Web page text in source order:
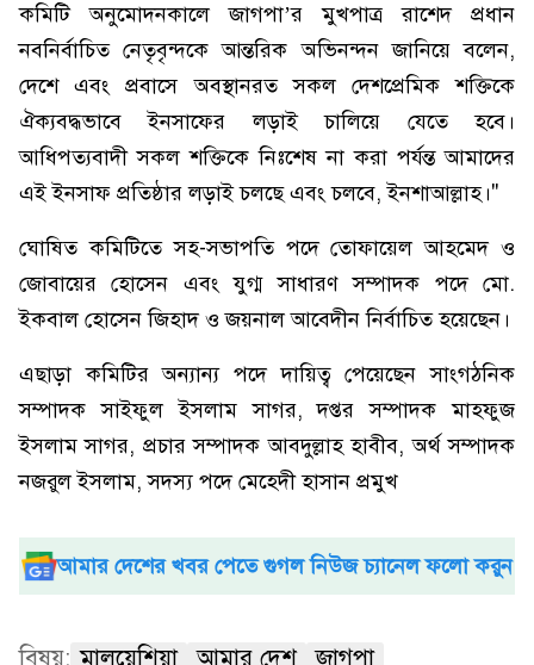
কমিটি অনুমোদনকালে জাগপা’র মুখপাত্র রাশেদ প্রধান
নবনির্বাচিত নেতৃবৃন্দকে আন্তরিক অভিনন্দন জানিয়ে বলেন,
দেশে এবং প্রবাসে অবস্থানরত সকল দেশপ্রেমিক শক্তিকে
ঐক্যবদ্ধভাবে ইনসাফের লড়াই চালিয়ে যেতে হবে।
আধিপত্যবাদী সকল শক্তিকে নিঃশেষ না করা পর্যন্ত আমাদের
এই ইনসাফ প্রতিষ্ঠার লড়াই চলছে এবং চলবে, ইনশাআল্লাহ।"
ঘোষিত কমিটিতে সহ-সভাপতি পদে তোফায়েল আহমেদ ও
জোবায়ের হোসেন এবং যুগ্ম সাধারণ সম্পাদক পদে মো.
ইকবাল হোসেন জিহাদ ও জয়নাল আবেদীন নির্বাচিত হয়েছেন।
এছাড়া কমিটির অন্যান্য পদে দায়িত্ব পেয়েছেন সাংগঠনিক
সম্পাদক সাইফুল ইসলাম সাগর, দপ্তর সম্পাদক মাহফুজ
ইসলাম সাগর, প্রচার সম্পাদক আবদুল্লাহ হাবীব, অর্থ সম্পাদক
নজরুল ইসলাম, সদস্য পদে মেহেদী হাসান প্রমুখ
আমার দেশের খবর পেতে গুগল নিউজ চ্যানেল ফলো করুন
বিষয়: মালয়েশিয়া আমার দেশ জাগপা